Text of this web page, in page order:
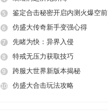
鉴定合击秘密开启内测火爆空前
仿盛大传奇新手变强心得
先睹为快：异界入侵
特戒无压力获取技巧
跨服大世界新版本揭秘
仿盛大合击玩法攻略